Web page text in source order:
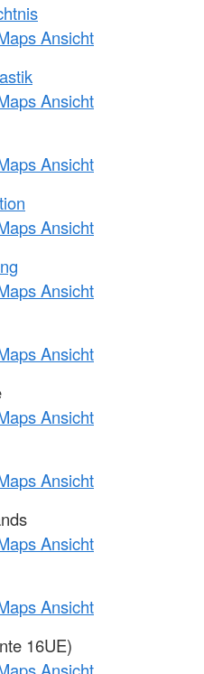
Ansicht
Ansicht
Ansicht
Ansicht
Ansicht
Ansicht
Ansicht
Ansicht
Ansicht
Ansicht
16UE)